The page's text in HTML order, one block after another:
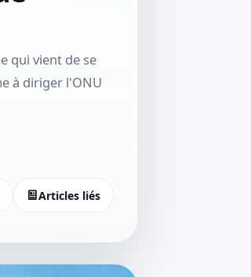
qui vient de se
à diriger l'ONU
Articles liés